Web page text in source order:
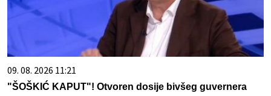
09. 08. 2026 11:21
"ŠOŠKIĆ KAPUT"! Otvoren dosije bivšeg guvernera